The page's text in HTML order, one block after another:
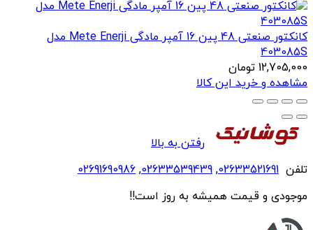
کانکتور صنعتی 48 پین 16 آمپر مادگی Mete Enerji مدل
403085S
12,705,000 تومان
مشاهده و خرید این کالا
رفتن به بالا
تلفن 02633521691
,
02633539439
,
02691690986
موجودی و قیمت همیشه به روز است!!